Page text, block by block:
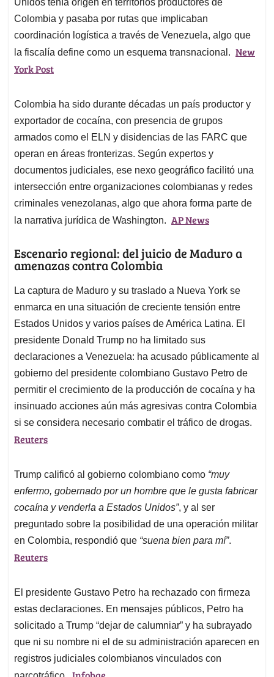
Unidos tenía origen en territorios productores de
Colombia y pasaba por rutas que implicaban
coordinación logística a través de Venezuela, algo que
la fiscalía define como un esquema transnacional. New
York Post
Colombia ha sido durante décadas un país productor y
exportador de cocaína, con presencia de grupos
armados como el ELN y disidencias de las FARC que
operan en áreas fronterizas. Según expertos y
documentos judiciales, ese nexo geográfico facilitó una
intersección entre organizaciones colombianas y redes
criminales venezolanas, algo que ahora forma parte de
la narrativa jurídica de Washington. AP News
Escenario regional: del juicio de Maduro a
amenazas contra Colombia
La captura de Maduro y su traslado a Nueva York se
enmarca en una situación de creciente tensión entre
Estados Unidos y varios países de América Latina. El
presidente Donald Trump no ha limitado sus
declaraciones a Venezuela: ha acusado públicamente al
gobierno del presidente colombiano Gustavo Petro de
permitir el crecimiento de la producción de cocaína y ha
insinuado acciones aún más agresivas contra Colombia
si se considera necesario combatir el tráfico de drogas.
Reuters
Trump calificó al gobierno colombiano como “muy
enfermo, gobernado por un hombre que le gusta fabricar
cocaína y venderla a Estados Unidos”, y al ser
preguntado sobre la posibilidad de una operación militar
en Colombia, respondió que “suena bien para mí”.
Reuters
El presidente Gustavo Petro ha rechazado con firmeza
estas declaraciones. En mensajes públicos, Petro ha
solicitado a Trump “dejar de calumniar” y ha subrayado
que ni su nombre ni el de su administración aparecen en
registros judiciales colombianos vinculados con